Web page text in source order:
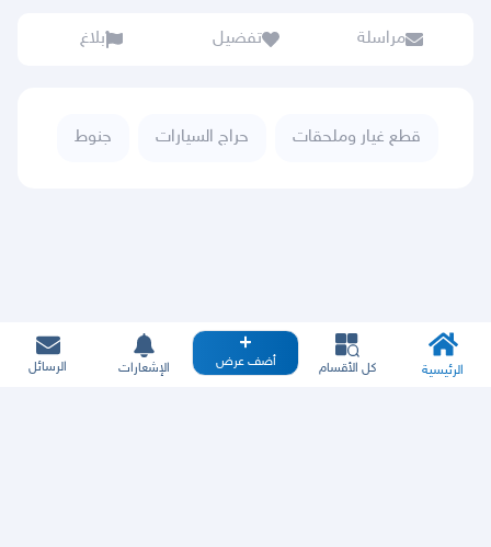
مراسلة تفضيل بلاغ
قطع غيار وملحقات حراج السيارات جنوط
الرئيسية كل الأقسام أضف عرض الإشعارات الرسائل